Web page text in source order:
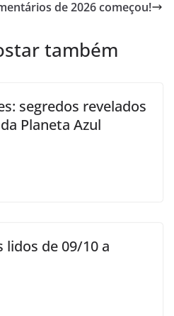
de 2026 começou!
também
segredos revelados
Planeta Azul
de 09/10 a